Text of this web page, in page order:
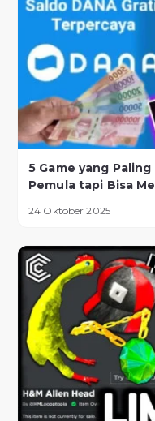
5 Game yang
Pemula tapi Bisa
24 Oktober 2025